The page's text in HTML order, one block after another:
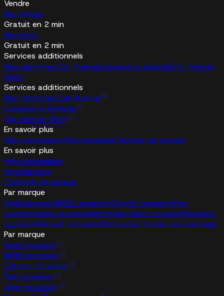
Vendre
Ma voiture
Gratuit en 2 min
Ma moto
Gratuit en 2 min
Services additionnels
Nos garanties Car AvenueLivraison à domicileCar Avenue
Watt
Services additionnels
Nos garanties Car Avenue
Livraison à domicile
Car Avenue Watt
En savoir plus
Hub concession Nos marquesL'histoire du groupe
En savoir plus
Hub concession
Nos marques
L'histoire du groupe
Par marque
Audi occasionBMW occasionCitroën occasionFiat
occasionJeep occasionMercedes-Benz occasionPeugeot
occasionRenault occasionDécouvrez toutes nos marques
Par marque
Audi occasion
BMW occasion
Citroën occasion
Fiat occasion
Jeep occasion